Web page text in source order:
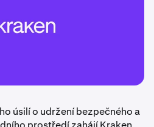
úsilí o udržení bezpečného a